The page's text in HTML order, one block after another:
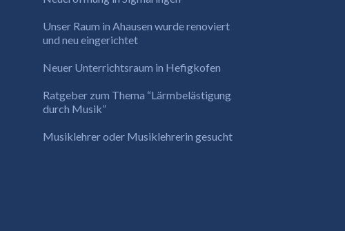
Unser Raum in Ahausen wurde renoviert
und neu eingerichtet
Neuer Unterrichtsraum in Hefigkofen
Ratgeber zum Thema “Lärmbelästigung
durch Musik”
Musiklehrer oder Musiklehrerin gesucht